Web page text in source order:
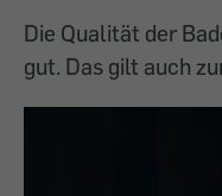
Die Qualität der
gut. Das gilt auch